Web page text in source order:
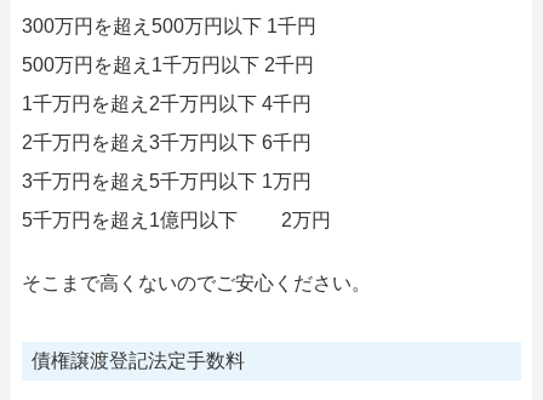
300万円を超え500万円以下 1千円
500万円を超え1千万円以下 2千円
1千万円を超え2千万円以下 4千円
2千万円を超え3千万円以下 6千円
3千万円を超え5千万円以下 1万円
5千万円を超え1億円以下 2万円
そこまで高くないのでご安心ください。
債権譲渡登記法定手数料